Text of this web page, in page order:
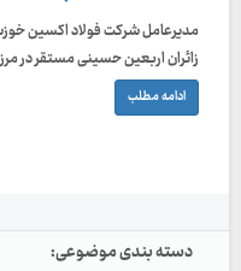
مدیرعامل شرکت فولاد اکسین
زائران اربعین حسینی مستقر در
ادامه مطلب
دسته بندی موضوعی: